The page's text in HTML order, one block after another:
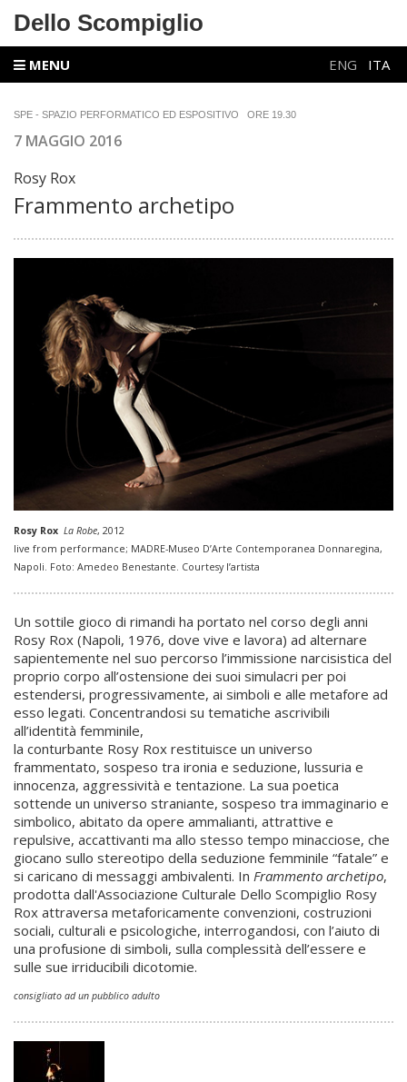
Dello Scompiglio
MENU ENG ITA
SPE - SPAZIO PERFORMATICO ED ESPOSITIVO ORE 19.30
7 MAGGIO 2016
Rosy Rox
Frammento archetipo
Rosy Rox La Robe, 2012
live from performance; MADRE-Museo D’Arte Contemporanea Donnaregina,
Napoli. Foto: Amedeo Benestante. Courtesy l’artista
Un sottile gioco di rimandi ha portato nel corso degli anni
Rosy Rox (Napoli, 1976, dove vive e lavora) ad alternare
sapientemente nel suo percorso l’immissione narcisistica del
proprio corpo all’ostensione dei suoi simulacri per poi
estendersi, progressivamente, ai simboli e alle metafore ad
esso legati. Concentrandosi su tematiche ascrivibili
all’identità femminile,
la conturbante Rosy Rox restituisce un universo
frammentato, sospeso tra ironia e seduzione, lussuria e
innocenza, aggressività e tentazione. La sua poetica
sottende un universo straniante, sospeso tra immaginario e
simbolico, abitato da opere ammalianti, attrattive e
repulsive, accattivanti ma allo stesso tempo minacciose, che
giocano sullo stereotipo della seduzione femminile “fatale” e
si caricano di messaggi ambivalenti. In Frammento archetipo,
prodotta dall'Associazione Culturale Dello Scompiglio Rosy
Rox attraversa metaforicamente convenzioni, costruzioni
sociali, culturali e psicologiche, interrogandosi, con l’aiuto di
una profusione di simboli, sulla complessità dell’essere e
sulle sue irriducibili dicotomie.
consigliato ad un pubblico adulto